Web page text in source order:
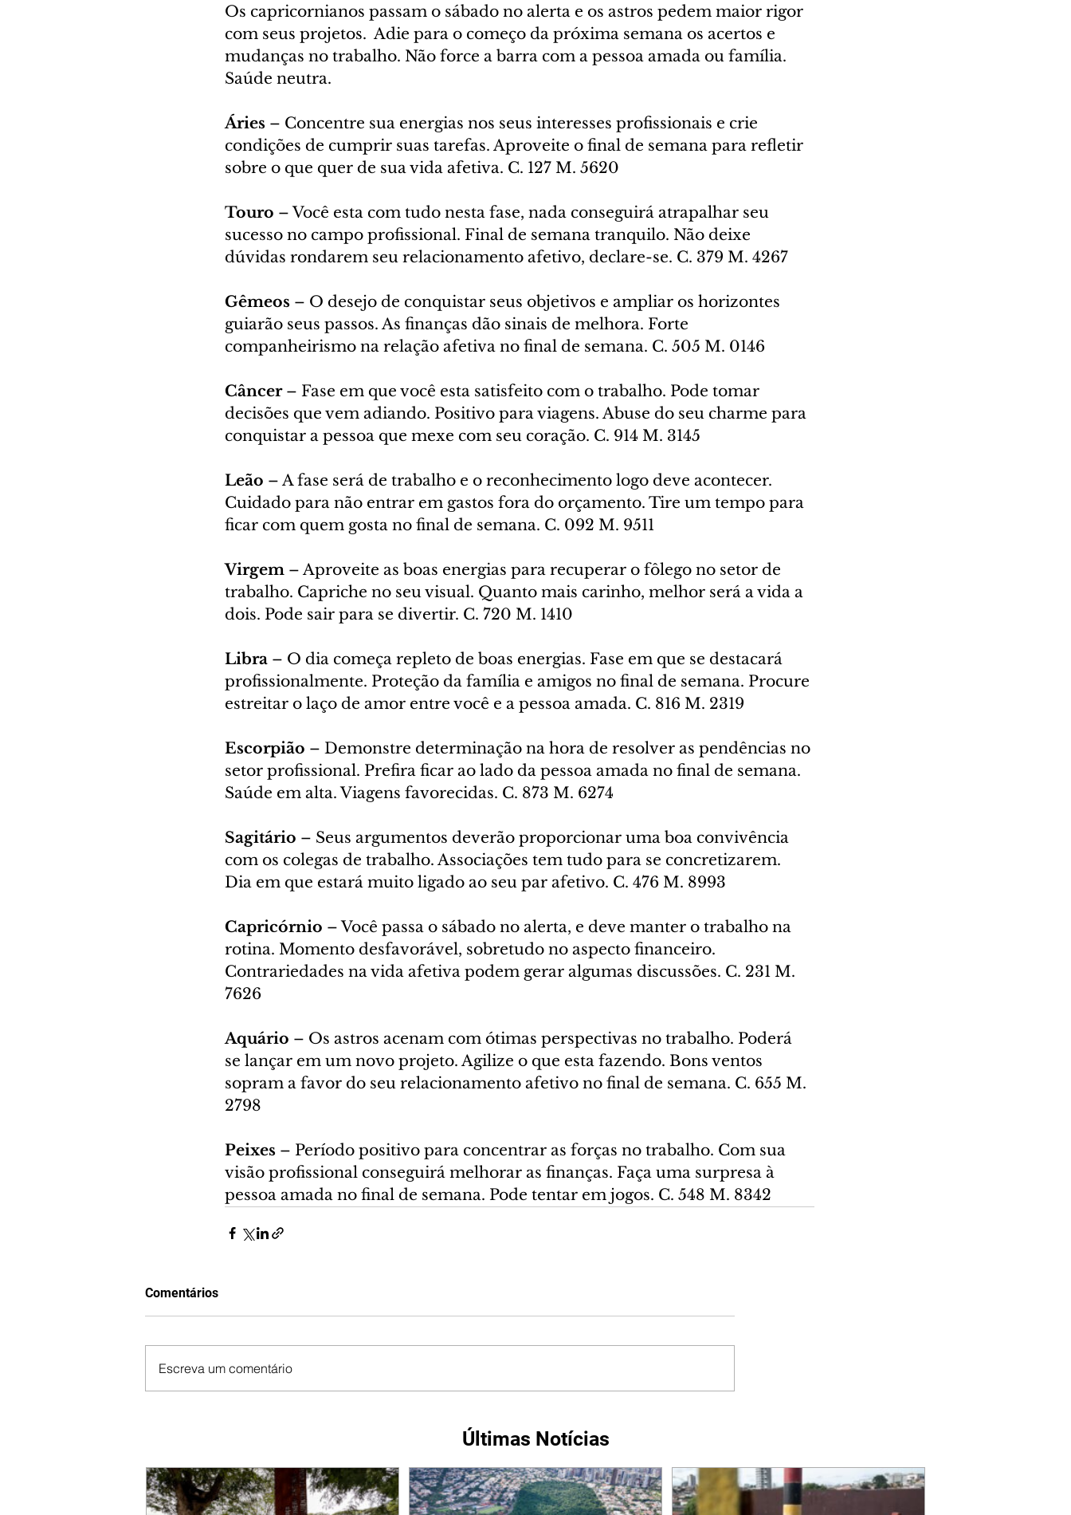
Os capricornianos passam o sábado no alerta e os astros pedem maior rigor
com seus projetos.  Adie para o começo da próxima semana os acertos e
mudanças no trabalho. Não force a barra com a pessoa amada ou família.
Saúde neutra.
Áries – Concentre sua energias nos seus interesses profissionais e crie
condições de cumprir suas tarefas. Aproveite o final de semana para refletir
sobre o que quer de sua vida afetiva. C. 127 M. 5620
Touro – Você esta com tudo nesta fase, nada conseguirá atrapalhar seu
sucesso no campo profissional. Final de semana tranquilo. Não deixe
dúvidas rondarem seu relacionamento afetivo, declare-se. C. 379 M. 4267
Gêmeos – O desejo de conquistar seus objetivos e ampliar os horizontes
guiarão seus passos. As finanças dão sinais de melhora. Forte
companheirismo na relação afetiva no final de semana. C. 505 M. 0146
Câncer – Fase em que você esta satisfeito com o trabalho. Pode tomar
decisões que vem adiando. Positivo para viagens. Abuse do seu charme para
conquistar a pessoa que mexe com seu coração. C. 914 M. 3145
Leão – A fase será de trabalho e o reconhecimento logo deve acontecer.
Cuidado para não entrar em gastos fora do orçamento. Tire um tempo para
ficar com quem gosta no final de semana. C. 092 M. 9511
Virgem – Aproveite as boas energias para recuperar o fôlego no setor de
trabalho. Capriche no seu visual. Quanto mais carinho, melhor será a vida a
dois. Pode sair para se divertir. C. 720 M. 1410
Libra – O dia começa repleto de boas energias. Fase em que se destacará
profissionalmente. Proteção da família e amigos no final de semana. Procure
estreitar o laço de amor entre você e a pessoa amada. C. 816 M. 2319
Escorpião – Demonstre determinação na hora de resolver as pendências no
setor profissional. Prefira ficar ao lado da pessoa amada no final de semana.
Saúde em alta. Viagens favorecidas. C. 873 M. 6274
Sagitário – Seus argumentos deverão proporcionar uma boa convivência
com os colegas de trabalho. Associações tem tudo para se concretizarem.
Dia em que estará muito ligado ao seu par afetivo. C. 476 M. 8993
Capricórnio – Você passa o sábado no alerta, e deve manter o trabalho na
rotina. Momento desfavorável, sobretudo no aspecto financeiro.
Contrariedades na vida afetiva podem gerar algumas discussões. C. 231 M.
7626
Aquário – Os astros acenam com ótimas perspectivas no trabalho. Poderá
se lançar em um novo projeto. Agilize o que esta fazendo. Bons ventos
sopram a favor do seu relacionamento afetivo no final de semana. C. 655 M.
2798
Peixes – Período positivo para concentrar as forças no trabalho. Com sua
visão profissional conseguirá melhorar as finanças. Faça uma surpresa à
pessoa amada no final de semana. Pode tentar em jogos. C. 548 M. 8342
Comentários
Escreva um comentário
Últimas Notícias